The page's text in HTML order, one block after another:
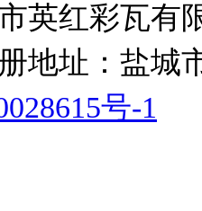
英红彩瓦有
地址：盐城
号-1